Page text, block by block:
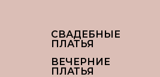
СВАДЕБНЫЕ
ПЛАТЬЯ
ВЕЧЕРНИЕ
ПЛАТЬЯ